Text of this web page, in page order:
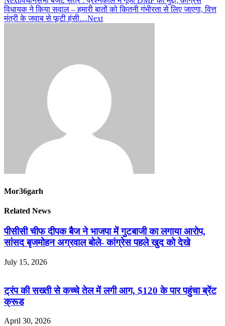
विधायक ने किया सवाल – हमारी बातों को कितनी गंभीरता से लिए जाएगा, वित्त
मंत्री के जवाब से फूटी हंसी…Next
Mor36garh
Related News
पीसीसी चीफ दीपक बैज ने भाजपा में गुटबाजी का लगाया आरोप,
सांसद बृजमोहन अग्रवाल बोले- कांग्रेस पहले खुद को देखे
July 15, 2026
ट्रंप की सख्ती से कच्चे तेल में लगी आग, $120 के पार पहुंचा ब्रेंट
क्रूड
April 30, 2026